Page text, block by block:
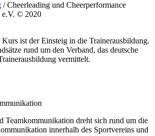
/ Cheerleading und Cheerperformance
e.V. © 2020
ist der Einsteig in die Trainerausbildung.
rund um den Verband, das deutsche
vermittelt.
Teamkommunikation dreht sich rund um die
innerhalb des Sportvereins und